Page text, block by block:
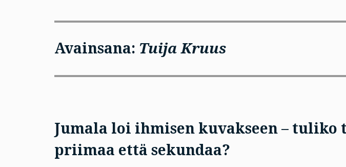
Avainsana: Tuija Kruus
Jumala loi ihmisen kuvakseen – tuliko
priimaa että sekundaa?